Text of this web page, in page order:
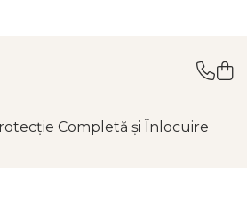
Completă și Înlocuire